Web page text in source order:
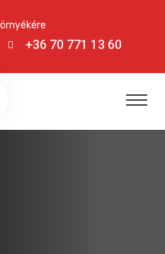
+36 70 771 13 60